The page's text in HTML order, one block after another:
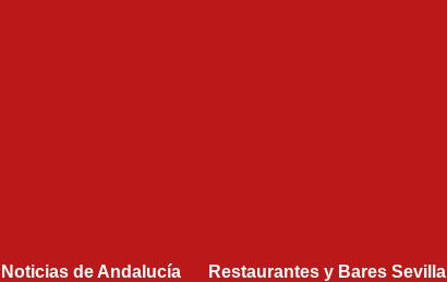
Noticias de Andalucía Restaurantes y Bares Sevilla